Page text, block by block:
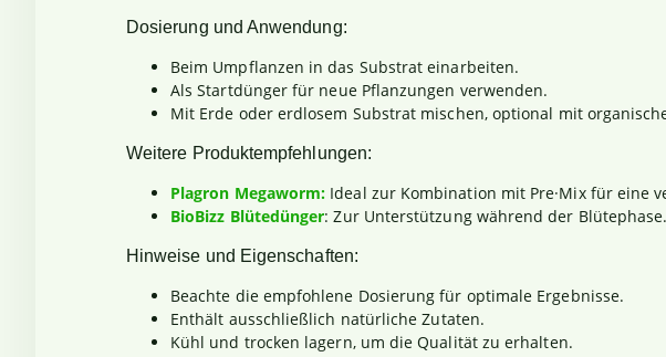
Dosierung und Anwendung:
Beim Umpflanzen in das Substrat einarbeiten.
Als Startdünger für neue Pflanzungen verwenden.
Mit Erde oder erdlosem Substrat mischen, optional mit
Weitere Produktempfehlungen:
Plagron Megaworm: Ideal zur Kombination mit Pre·Mix für eine
BioBizz Blütedünger: Zur Unterstützung während der Blütephase.
Hinweise und Eigenschaften:
Beachte die empfohlene Dosierung für optimale Ergebnisse.
Enthält ausschließlich natürliche Zutaten.
Kühl und trocken lagern, um die Qualität zu erhalten.